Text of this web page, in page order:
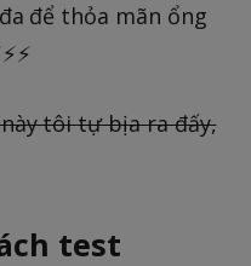
để thỏa mãn ổng
tôi tự bịa ra đấy,
test